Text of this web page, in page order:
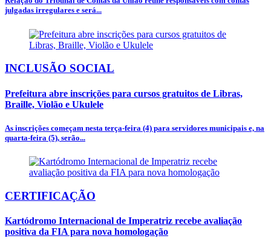
julgadas irregulares e será...
INCLUSÃO SOCIAL
Prefeitura abre inscrições para cursos gratuitos de Libras,
Braille, Violão e Ukulele
As inscrições começam nesta terça-feira (4) para servidores municipais e, na
quarta-feira (5), serão...
CERTIFICAÇÃO
Kartódromo Internacional de Imperatriz recebe avaliação
positiva da FIA para nova homologação